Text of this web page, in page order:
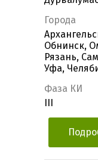
Города
Обнинск,
Рязань,
Уфа,
Фаза КИ